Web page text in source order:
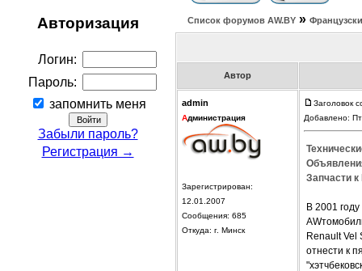
Авторизация
Логин:
Пароль:
запомнить меня
Забыли пароль?
Регистрация →
Список форумов АW.BY »
Автор
admin
Администрация
Зарегистрирован:
12.01.2007
Сообщения: 685
Откуда: г. Минск
Заголовок
Добавлено:
Запчасти к
В 2001
Renault Vel
отнести к